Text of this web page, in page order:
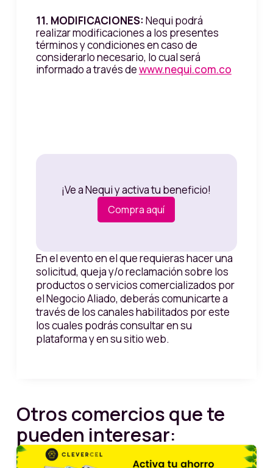
11. MODIFICACIONES: Nequi podrá
realizar modificaciones a los presentes
términos y condiciones en caso de
considerarlo necesario, lo cual será
informado a través dewww.nequi.com.co
¡Ve a Nequi y activa tu beneficio!
Compra aquí
En el evento en el que requieras hacer una
solicitud, queja y/o reclamación sobre los
productos o servicios comercializados por
el Negocio Aliado, deberás comunicarte a
través de los canales habilitados por este
los cuales podrás consultar en su
plataforma y en su sitio web.
Otros comercios que te
pueden interesar: